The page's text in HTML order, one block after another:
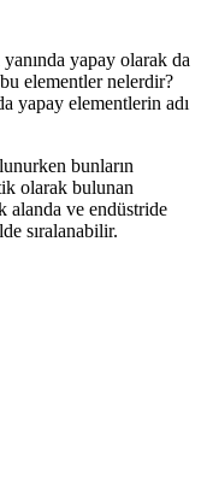
yapay olarak da
elementler nelerdir?
yapay elementlerin adı
bunların
olarak bulunan
alanda ve endüstride
sıralanabilir.